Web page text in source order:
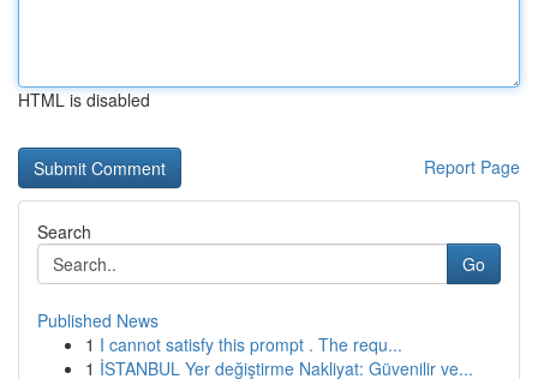
HTML is disabled
Report Page
Search
Go
Published News
1 I cannot satisfy this prompt . The requ...
1 İSTANBUL Yer değiştirme Nakliyat: Güvenilir ve...